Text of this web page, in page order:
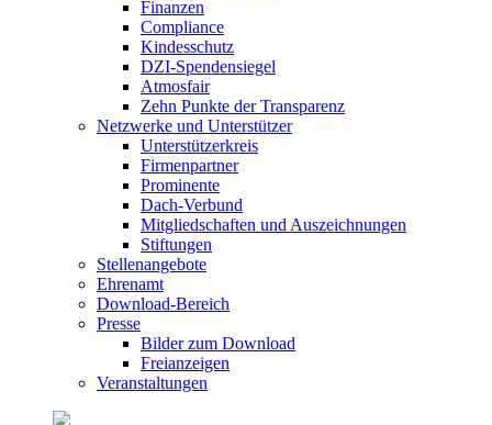
Finanzen
Compliance
Kindesschutz
DZI-Spendensiegel
Atmosfair
Zehn Punkte der Transparenz
Netzwerke und Unterstützer
Unterstützerkreis
Firmenpartner
Prominente
Dach-Verbund
Mitgliedschaften und Auszeichnungen
Stiftungen
Stellenangebote
Ehrenamt
Download-Bereich
Presse
Bilder zum Download
Freianzeigen
Veranstaltungen